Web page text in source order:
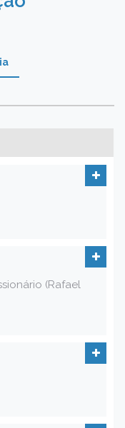
(Rafael